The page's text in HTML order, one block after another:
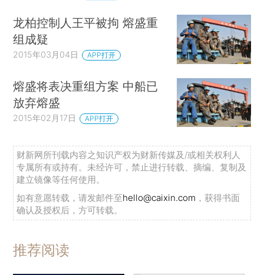
龙柏控制人王平被拘 熔盛重
组成疑
2015年03月04日 APP打开
熔盛将表决重组方案 中船已
放弃熔盛
2015年02月17日 APP打开
财新网所刊载内容之知识产权为财新传媒及/或相关权利人
专属所有或持有。未经许可，禁止进行转载、摘编、复制及
建立镜像等任何使用。
如有意愿转载，请发邮件至hello@caixin.com ，获得书面
确认及授权后，方可转载。
推荐阅读